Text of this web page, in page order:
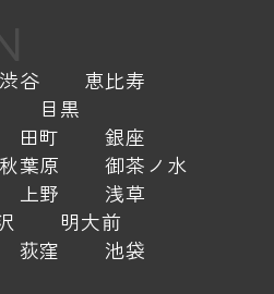
渋谷
恵比寿
目黒
田町
銀座
秋葉原
御茶ノ水
上野
浅草
明大前
荻窪
池袋